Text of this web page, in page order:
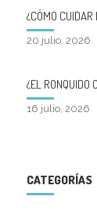
¿CÓMO
20 julio, 2026
¿EL RONQUIDO
16 julio, 2026
CATEGORÍAS